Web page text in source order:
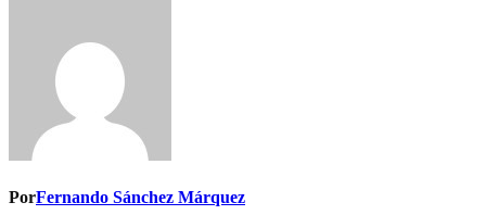
PorFernando Sánchez Márquez